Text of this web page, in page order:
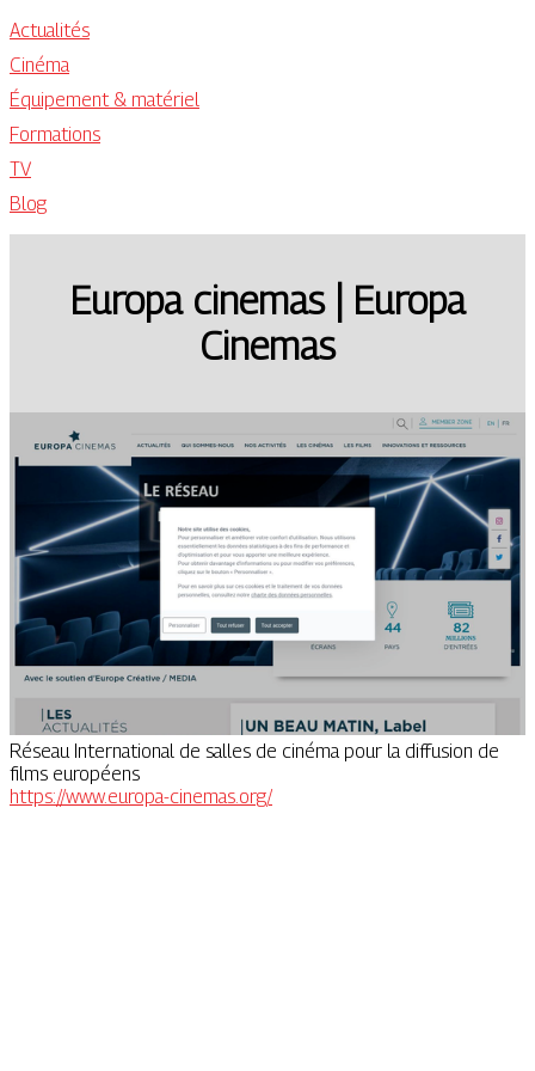
Actualités
Cinéma
Équipement & matériel
Formations
TV
Blog
Europa cinemas | Europa
Cinemas
Réseau International de salles de cinéma pour la diffusion de
films européens
https://www.europa-cinemas.org/